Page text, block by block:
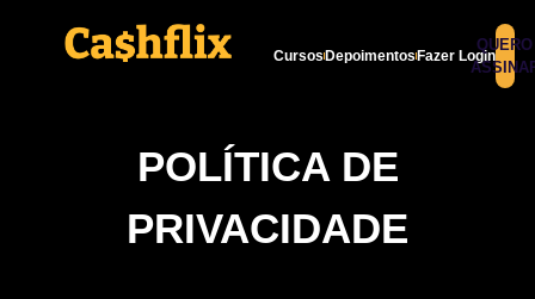
CursosDepoimentosFazer Login
QUERO
POLÍTICA DE
PRIVACIDADE